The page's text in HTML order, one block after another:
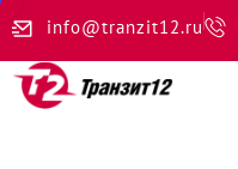
info@tranzit12.ru